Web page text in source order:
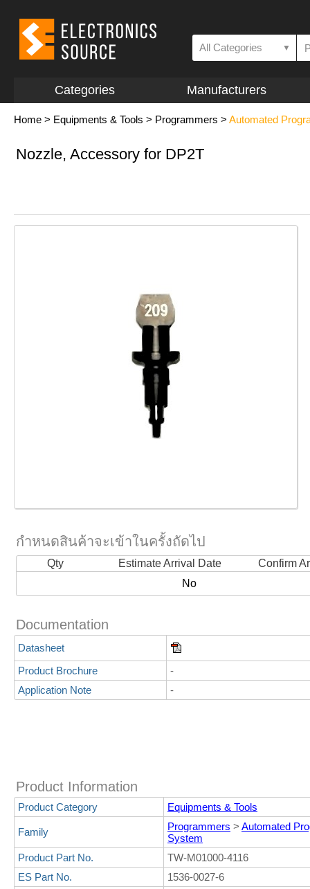
All Categories ▼
Categories Manufacturers
Home > Equipments & Tools > Programmers > Automated
Nozzle, Accessory for DP2T
กำหนดสินค้าจะเข้าในครั้งถัดไป
Qty Estimate Arrival Date
Confirm
No
Documentation
Datasheet
Product Brochure
-
Application Note
-
Product Information
Product Category Equipments & Tools
Family Programmers > Automated
System
Product Part No.
TW-M01000-4116
ES Part No.
1536-0027-6